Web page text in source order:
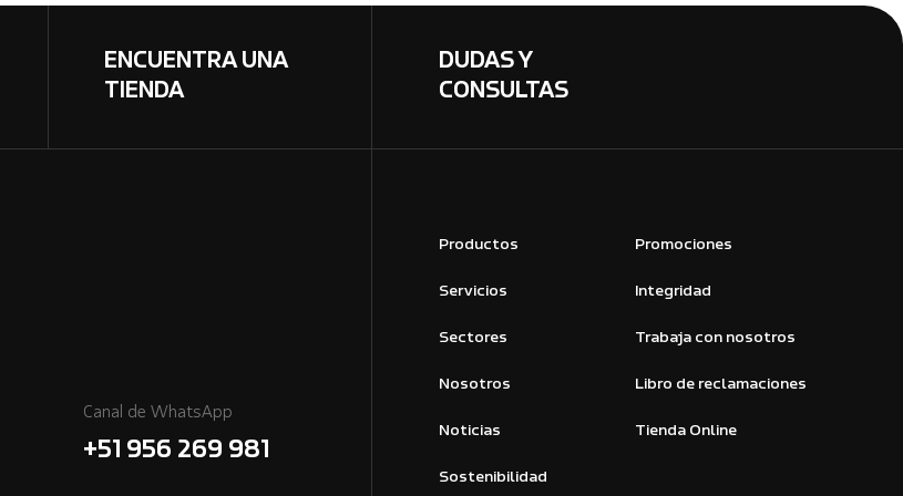
ENCUENTRA UNA
TIENDA
DUDAS Y
CONSULTAS
Canal de WhatsApp
+51 956 269 981
Productos
Servicios
Sectores
Nosotros
Noticias
Sostenibilidad
Promociones
Integridad
Trabaja con nosotros
Libro de reclamaciones
Tienda Online